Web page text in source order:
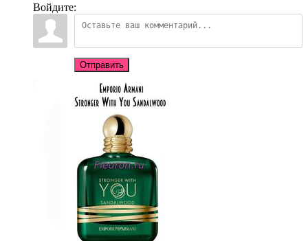
Войдите:
Отправить